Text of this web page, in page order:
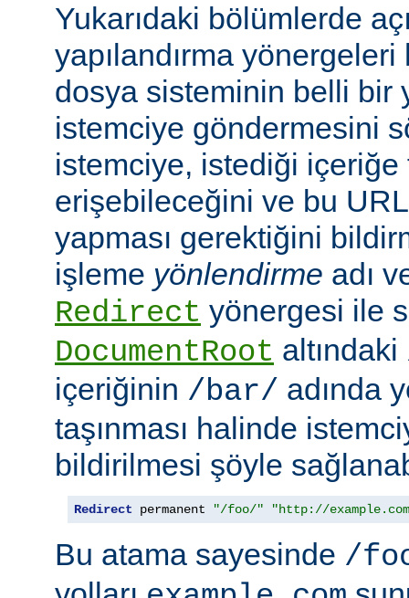
Yukarıdaki bölümlerde
yapılandırma yönergeleri
dosya sisteminin belli bir
istemciye göndermesini
istemciye, istediği içeriğe
erişebileceğini ve bu
yapması gerektiğini
işleme yönlendirme adı
Redirect yönergesi ile
DocumentRoot altındaki
içeriğinin /bar/ adında
taşınması halinde
bildirilmesi şöyle
Redirect permanent "/foo/" "http://
Bu atama sayesinde /